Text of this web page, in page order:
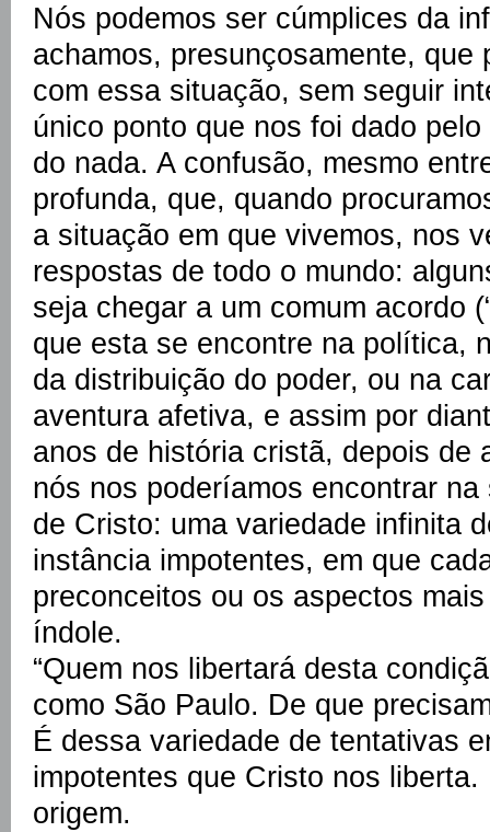
Nós podemos ser cúmplices da
achamos, presunçosamente, que
com essa situação, sem seguir
único ponto que nos foi dado
do nada. A confusão, mesmo
profunda, que, quando
a situação em que vivemos, nos
respostas de todo o mundo:
seja chegar a um comum acordo
que esta se encontre na política,
da distribuição do poder, ou na
aventura afetiva, e assim por
anos de história cristã, depois de
nós nos poderíamos encontrar
de Cristo: uma variedade infinita
instância impotentes, em que
preconceitos ou os aspectos
índole.
“Quem nos libertará desta
como São Paulo. De que
É dessa variedade de tentativas
impotentes que Cristo nos
origem.